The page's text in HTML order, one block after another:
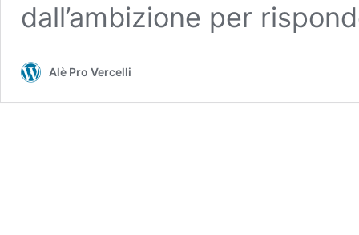
dall’ambizione per
Alè Pro Vercelli